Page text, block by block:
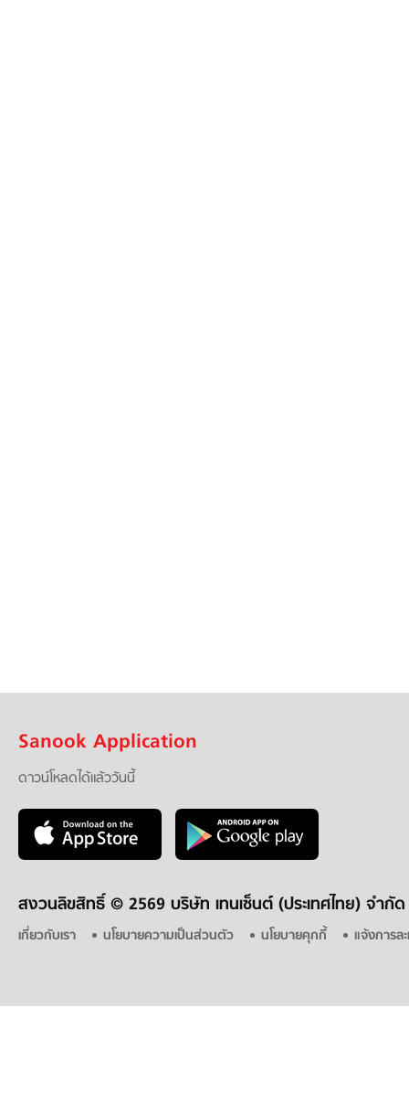
Sanook Application
ดาวน์โหลดได้แล้ววันนี้
สงวนลิขสิทธิ์ © 2569 บริษัท เทนเซ็นต์ (ประเทศไทย) จำกัด
เกี่ยวกับเรา นโยบายความเป็นส่วนตัว นโยบายคุกกี้ แจ้งการล